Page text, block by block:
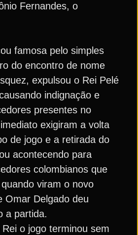
Fernandes, o
famosa pelo simples
do encontro de nome
expulsou o Rei Pelé
indignação e
presentes no
exigiram a volta
de jogo e a retirada do
acontecendo para
colombianos que
viram o novo
Omar Delgado deu
a partida.
o jogo terminou sem